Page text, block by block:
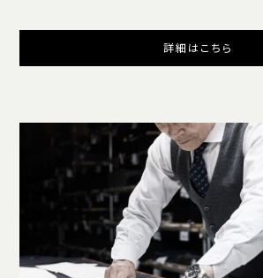
詳細はこちら